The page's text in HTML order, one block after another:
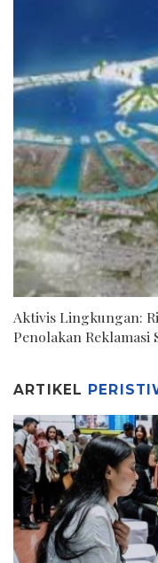
Aktivis Lingkungan:
Penolakan Reklamasi
ARTIKEL